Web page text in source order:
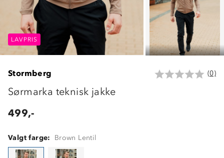
LAVPRIS LAVPRIS
LAVPRIS
Stormberg (0)
Sørmarka teknisk jakke
499,-
Valgt farge: Brown Lentil